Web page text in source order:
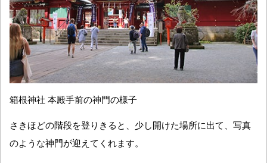
箱根神社 本殿手前の神門の様子
さきほどの階段を登りきると、少し開けた場所に出て、写真
のような神門が迎えてくれます。